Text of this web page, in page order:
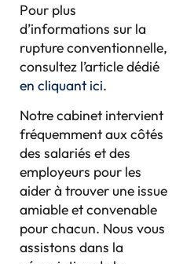
Pour plus
d’informations sur la
rupture conventionnelle,
consultez l’article dédié
en cliquant ici.
Notre cabinet intervient
fréquemment aux côtés
des salariés et des
employeurs pour les
aider à trouver une issue
amiable et convenable
pour chacun. Nous vous
assistons dans la